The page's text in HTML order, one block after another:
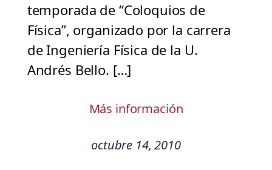
temporada de “Coloquios de
Física”, organizado por la carrera
de Ingeniería Física de la U.
Andrés Bello. […]
Más información
octubre 14, 2010